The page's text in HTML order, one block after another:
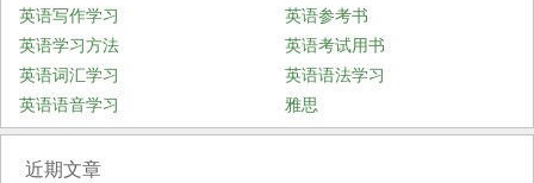
英语写作学习
英语参考书
英语学习方法
英语考试用书
英语词汇学习
英语语法学习
英语语音学习
雅思
近期文章